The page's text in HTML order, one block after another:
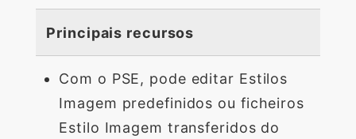
Principais recursos
Com o PSE, pode editar Estilos
Imagem predefinidos ou ficheiros
Estilo Imagem transferidos do